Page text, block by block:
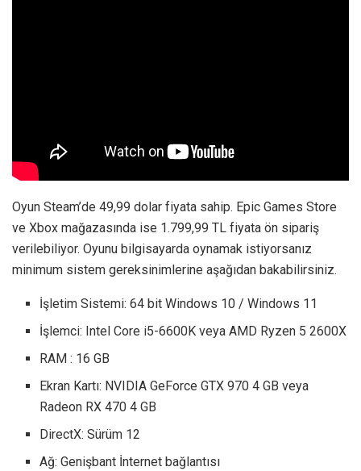
Oyun Steam’de 49,99 dolar fiyata sahip. Epic Games Store
ve Xbox mağazasında ise 1.799,99 TL fiyata ön sipariş
verilebiliyor. Oyunu bilgisayarda oynamak istiyorsanız
minimum sistem gereksinimlerine aşağıdan bakabilirsiniz.
İşletim Sistemi: 64 bit Windows 10 / Windows 11
İşlemci: Intel Core i5-6600K veya AMD Ryzen 5 2600X
RAM : 16 GB
Ekran Kartı: NVIDIA GeForce GTX 970 4 GB veya
Radeon RX 470 4 GB
DirectX: Sürüm 12
Ağ: Genişbant İnternet bağlantısı